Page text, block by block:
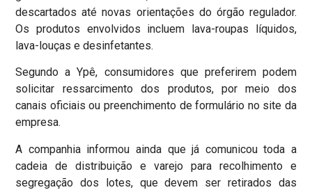
descartados até novas orientações do órgão regulador.
Os produtos envolvidos incluem lava-roupas líquidos,
lava-louças e desinfetantes.
Segundo a Ypê, consumidores que preferirem podem
solicitar ressarcimento dos produtos, por meio dos
canais oficiais ou preenchimento de formulário no site da
empresa.
A companhia informou ainda que já comunicou toda a
cadeia de distribuição e varejo para recolhimento e
segregação dos lotes, que devem ser retirados das